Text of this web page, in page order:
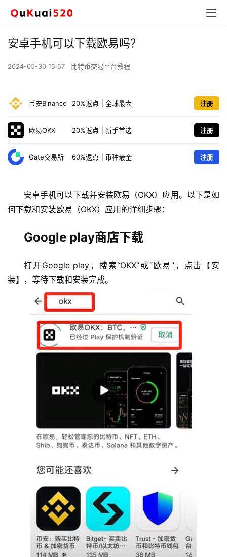
安卓手机可以下载欧易吗？
2024-05-30 15:57 比特币交易平台教程
币安Binance 20%返点 全球最大 注册
欧易OKX 20%返点 新手首选 注册
Gate交易所 60%返点 币种最全 注册
安卓手机可以下载并安装欧易（OKX）应用。以下是如
何下载和安装欧易（OKX）应用的详细步骤：
Google play商店下载
打开Google play，搜索“OKX”或“欧易”，点击【安
装】，等待下载和安装完成。